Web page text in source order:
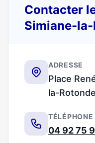
Contacter
Simiane-
ADRESSE
Place
la-Rotonde
TÉLÉPHONE
04 92 75